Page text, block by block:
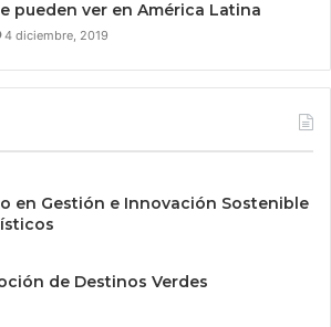
pueden ver en América Latina
4 diciembre, 2019
en Gestión e Innovación Sostenible
de Destinos Verdes